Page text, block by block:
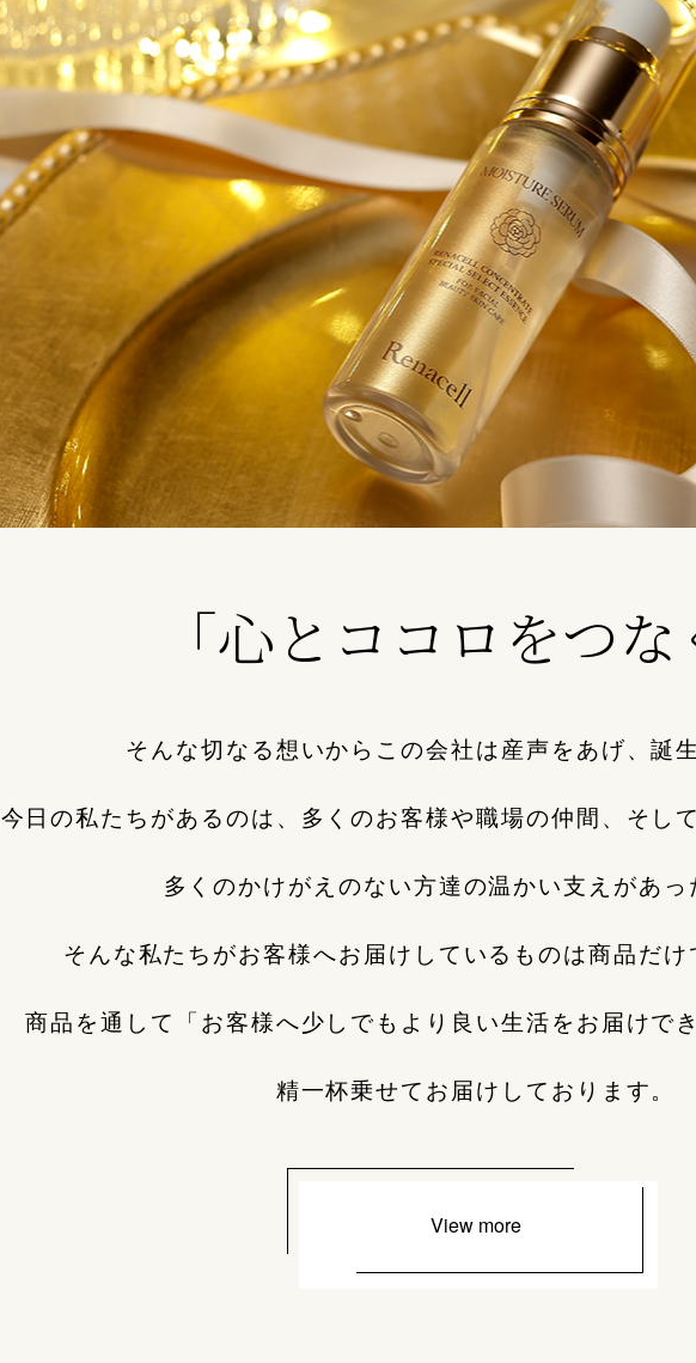
「心とココロをつな
そんな切なる想いからこの会社は産声をあげ、誕
今日の私たちがあるのは、多くのお客様や職場の仲間、そし
多くのかけがえのない方達の温かい支えがあっ
そんな私たちがお客様へお届けしているものは商品だけ
商品を通して「お客様へ少しでもより良い生活をお届けで
精一杯乗せてお届けしております。
View more